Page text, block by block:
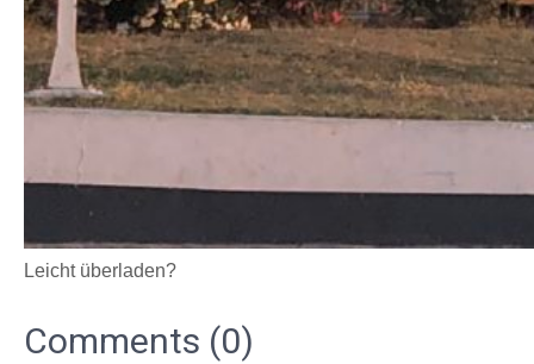
Leicht überladen?
Comments (0)